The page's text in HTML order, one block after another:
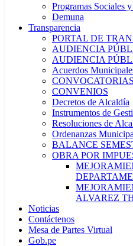
Programas Sociales
Demuna
Transparencia
PORTAL DE
AUDIENCIA
AUDIENCIA
Acuerdos
CONVENIOS
Decretos de Alcaldía
Instrumentos de
Resoluciones de
Ordenanzas
BALANCE
OBRA POR
ALVAREZ
Noticias
Contáctenos
Mesa de Partes Virtual
Gob.pe